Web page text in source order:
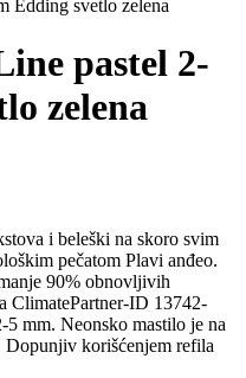
pastel 2-
zelena
i beleški na skoro svim
pečatom Plavi anđeo.
90% obnovljivih
ClimatePartner-ID 13742-
mm. Neonsko mastilo je na
korišćenjem refila